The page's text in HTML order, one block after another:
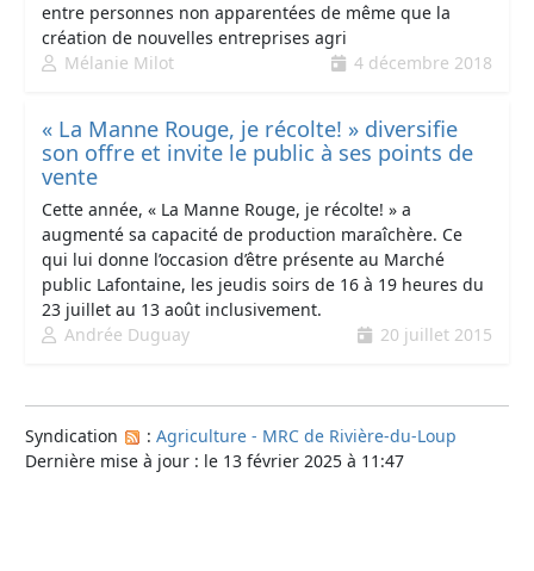
entre personnes non apparentées de même que la
création de nouvelles entreprises agri
Mélanie Milot
4 décembre 2018
« La Manne Rouge, je récolte! » diversifie
son offre et invite le public à ses points de
vente
Cette année, « La Manne Rouge, je récolte! » a
augmenté sa capacité de production maraîchère. Ce
qui lui donne l’occasion d’être présente au Marché
public Lafontaine, les jeudis soirs de 16 à 19 heures du
23 juillet au 13 août inclusivement.
Andrée Duguay
20 juillet 2015
Syndication : Agriculture - MRC de Rivière-du-Loup
Dernière mise à jour : le 13 février 2025 à 11:47